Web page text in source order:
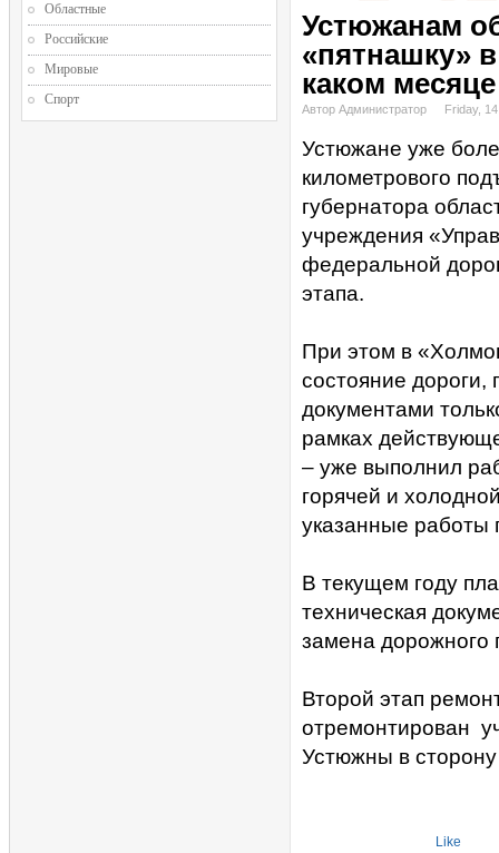
Устюжанам
«пятнашку»
каком месяце
Автор Администратор Friday,
Устюжане уже
километрового
губернатора
учреждения
федеральной
этапа.
При этом в
состояние дороги,
документами
рамках
– уже выполнил
горячей и
указанные работы
В текущем году
техническая
замена дорожного
Второй этап
отремонтирован
Устюжны в
Like
Областные
Российские
Мировые
Спорт